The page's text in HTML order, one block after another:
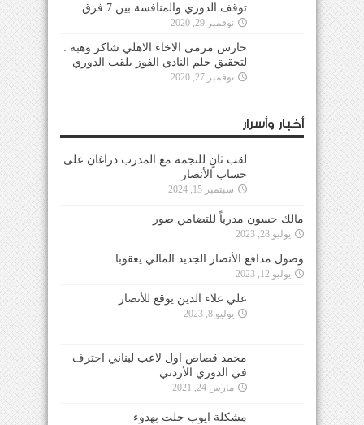
توقف الدوري والمنافسة بين 7 فرق
نوفمبر 29, 2020
حارس مرمى الاخاء الاهلي شاكر وهبه :
لتحقيق حلم النادي الفوز بلقب الدوري
نوفمبر 27, 2020
أخبار وأسرار
لقب ثانٍ للنجمة مع المدرب دراغان على
حساب الأنصار
سبتمبر 15, 2024
مالك حسون مدرباً للتضامن صور
يوليو 28, 2023
وصول مدافع الأنصار الجديد المالي يعقوبا
يوليو 12, 2023
علي علاء الدين يوقع للأنصار
يوليو 8, 2023
محمد قصاص اول لاعب لبناني احترف
في الدوري الأردني
مارس 24, 2021
مشكلة ايوب حلت بهدوء